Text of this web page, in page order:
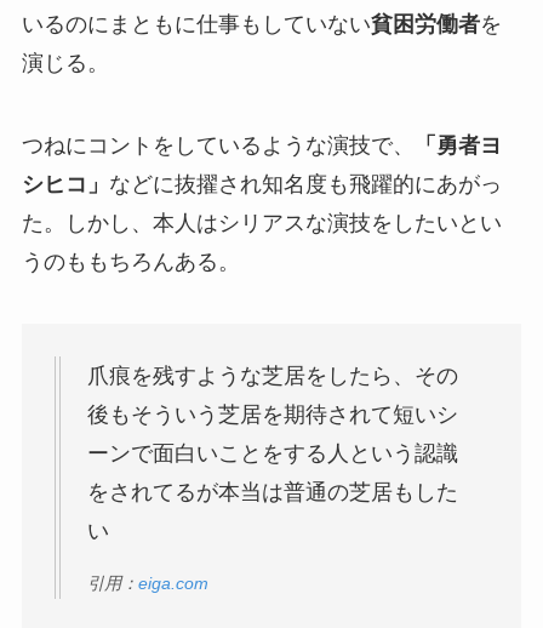
いるのにまともに仕事もしていない貧困労働者を
演じる。
つねにコントをしているような演技で、
「勇者ヨ
シヒコ」 などに抜擢され知名度も飛躍的にあがっ
た。しかし、本人はシリアスな演技をしたいとい
うのももちろんある。
爪痕を残すような芝居をしたら、その
後もそういう芝居を期待されて短いシ
ーンで面白いことをする人という認識
をされてるが本当は普通の芝居もした
い
引用： eiga.com